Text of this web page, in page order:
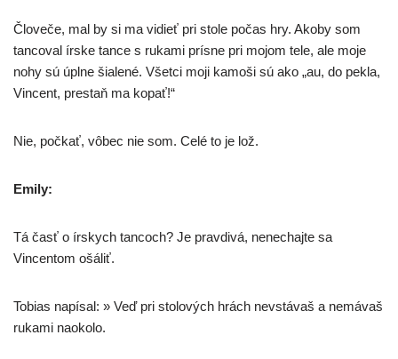
Človeče, mal by si ma vidieť pri sto­le počas hry. Akoby som
tan­co­val írske tan­ce s ruka­mi prí­sne pri mojom tele, ale moje
nohy sú úpl­ne šia­le­né. Všetci moji kamo­ši sú ako „au, do pek­la,
Vincent, pre­staň ma kopať!“
Nie, počkať, vôbec nie som. Celé to je lož.
Emily:
Tá časť o írskych tan­coch? Je prav­di­vá, nene­chaj­te sa
Vincentom ošáliť.
Tobias napí­sal: » Veď pri sto­lo­vých hrách nevs­tá­vaš a nemá­vaš
ruka­mi naokolo.